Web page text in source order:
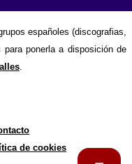
españoles (discografias,
ponerla a disposición de
de cookies